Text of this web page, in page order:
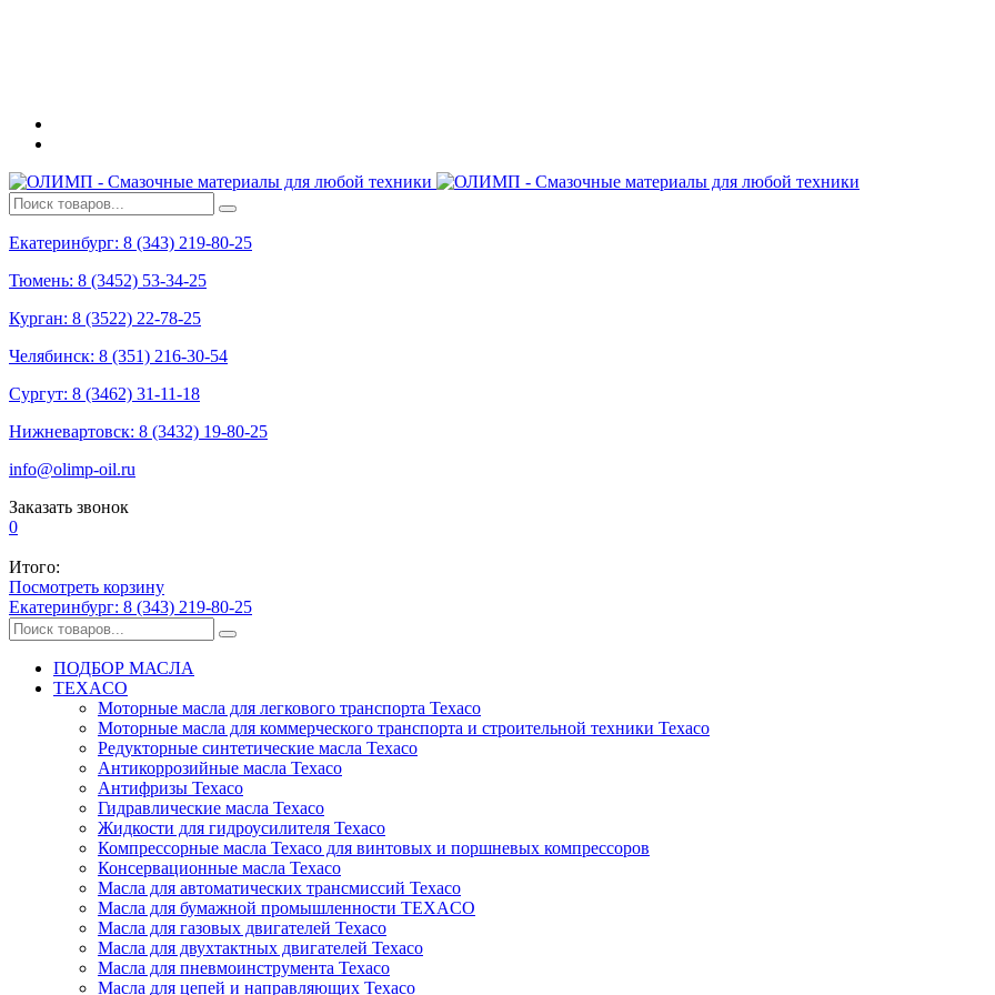
Екатеринбург: 8 (343) 219-80-25
Тюмень: 8 (3452) 53-34-25
Курган: 8 (3522) 22-78-25
Челябинск: 8 (351) 216-30-54
Сургут: 8 (3462) 31-11-18
Нижневартовск: 8 (3432) 19-80-25
info@olimp-oil.ru
Заказать звонок
0
Итого:
Посмотреть корзину
Екатеринбург: 8 (343) 219-80-25
ПОДБОР МАСЛА
TEXACO
Моторные масла для легкового транспорта Texaco
Моторные масла для коммерческого транспорта и строительной техники Texaco
Редукторные синтетические масла Texaco
Антикоррозийные масла Texaco
Антифризы Texaco
Гидравлические масла Texaco
Жидкости для гидроусилителя Texaco
Компрессорные масла Texaco для винтовых и поршневых компрессоров
Консервационные масла Texaco
Масла для автоматических трансмиссий Texaco
Масла для бумажной промышленности TEXACO
Масла для газовых двигателей Texaco
Масла для двухтактных двигателей Texaco
Масла для пневмоинструмента Texaco
Масла для цепей и направляющих Texaco